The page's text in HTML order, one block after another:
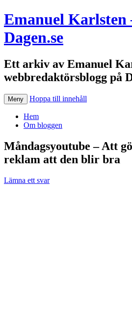
Emanuel Karlsten
Dagen.se
Ett arkiv av Emanuel
webbredaktörsblogg på
Meny Hoppa till innehåll
Hem
Om bloggen
Måndagsyoutube – Att
reklam att den blir bra
Lämna ett svar